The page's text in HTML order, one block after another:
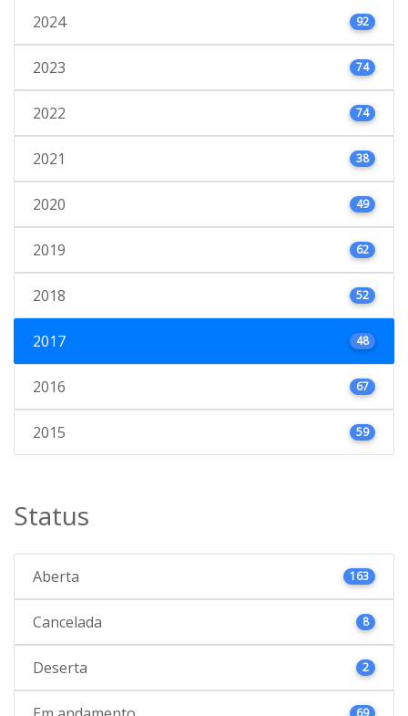
2024 92
2023 74
2022 74
2021 38
2020 49
2019 62
2018 52
2017 48
2016 67
2015 59
Status
Aberta 163
Cancelada 8
Deserta 2
69